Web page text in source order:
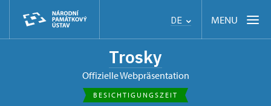
DE MENU
Trosky
offizielle Webpräsentation
BESICHTIGUNGSZEIT